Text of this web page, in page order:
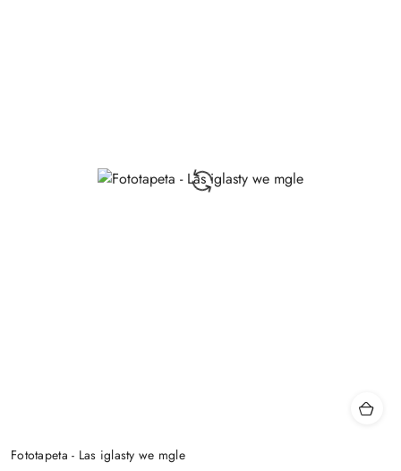
Fototapeta - Las iglasty we mgle